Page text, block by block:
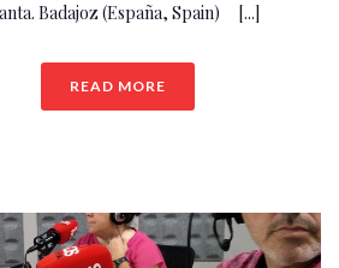
Badajoz (España, Spain) [...]
READ MORE